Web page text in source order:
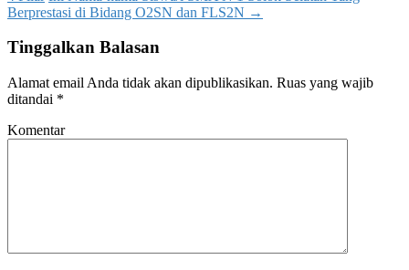
Berprestasi di Bidang O2SN dan FLS2N →
Tinggalkan Balasan
Alamat email Anda tidak akan dipublikasikan. Ruas yang wajib
ditandai *
Komentar